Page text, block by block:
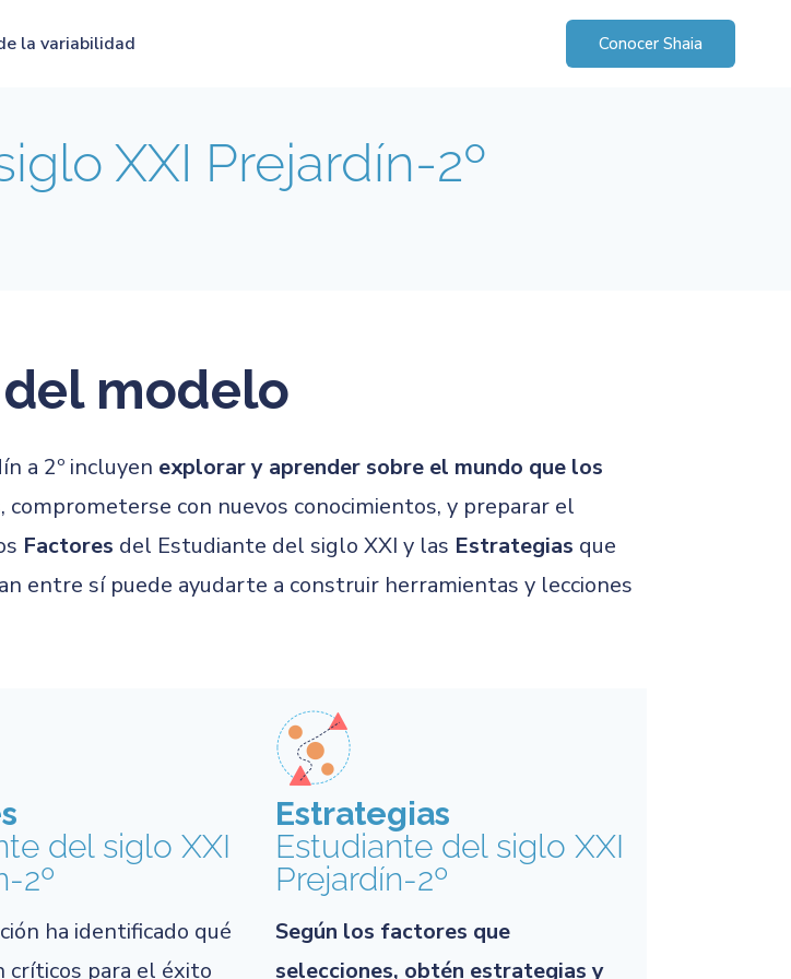
la variabilidad Conocer Shaia
XXI Prejardín-2º
del modelo
a 2º incluyen explorar y aprender sobre el mundo que los
con nuevos conocimientos, y preparar el
Factores del Estudiante del siglo XXI y las Estrategias que
entre sí puede ayudarte a construir herramientas y lecciones
del siglo XXI
2º
ha identificado qué
críticos para el éxito
Estrategias
Estudiante del siglo XXI
Prejardín-2º
Según los factores que
selecciones, obtén estrategias y